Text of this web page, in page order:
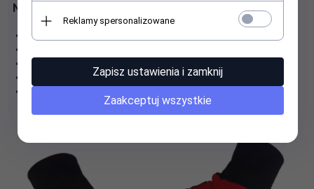
Najważniejsze cechy rękawic:
Rozmiary 4, 6 i 8
Doskonała jakość materiałów
Duże, widoczne logo MDP
Doskonała chwytność i zręczność potwierdzona testem
Reklamy spersonalizowane
Zapisz ustawienia i zamknij
Zaakceptuj wszystkie